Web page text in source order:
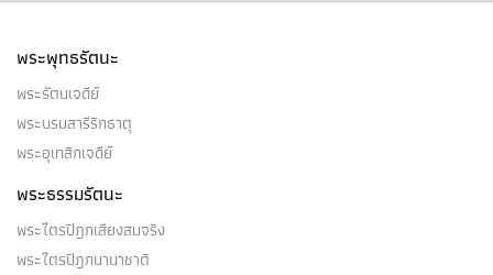
พระพุทธรัตนะ
พระรัตนเจดีย์
พระบรมสารีริกธาตุ
พระอุเทสิกเจดีย์
พระธรรมรัตนะ
พระไตรปิฎกเสียงสมจริง
พระไตรปิฎกนานาชาติ